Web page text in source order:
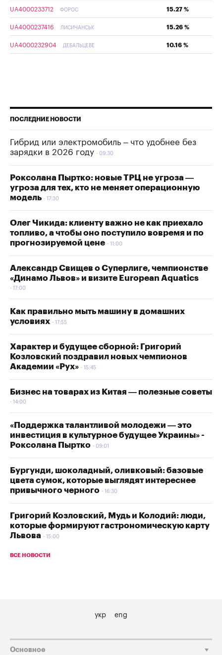
UA4000233712 ФОРОС 15.27 %
UA4000237416 ЛИСИЧАНСЬК 15.26 %
UA4000232904 ДЕБАЛЬЦЕВЕ 10.16 %
ПОСЛЕДНИЕ НОВОСТИ
Гибрид или электромобиль – что удобнее без
зарядки в 2026 году
09:30
Роксолана Пыртко: новые ТРЦ не угроза —
угроза для тех, кто не меняет операционную
модель
17:30
Олег Чикида: клиенту важно не как приехало
топливо, а чтобы оно поступило вовремя и по
прогнозируемой цене
11:00
Александр Свищев о Суперлиге, чемпионстве
«Динамо Львов» и визите European Aquatics
17:00
Как правильно мыть машину в домашних
условиях
17:55
Характер и будущее сборной: Григорий
Козловский поздравил новых чемпионов
Академии «Рух»
15:45
Бизнес на товарах из Китая — полезные советы
14:00
«Поддержка талантливой молодежи — это
инвестиция в культурное будущее Украины» -
Роксолана Пыртко
09:01
Бургунди, шоколадный, оливковый: базовые
цвета сумок, которые выглядят интереснее
привычного черного
16:30
Григорий Козловский, Мудь и Колодий: люди,
которые формируют гастрономическую карту
Львова
15:00
ВСЕ НОВОСТИ
укр eng
Основное